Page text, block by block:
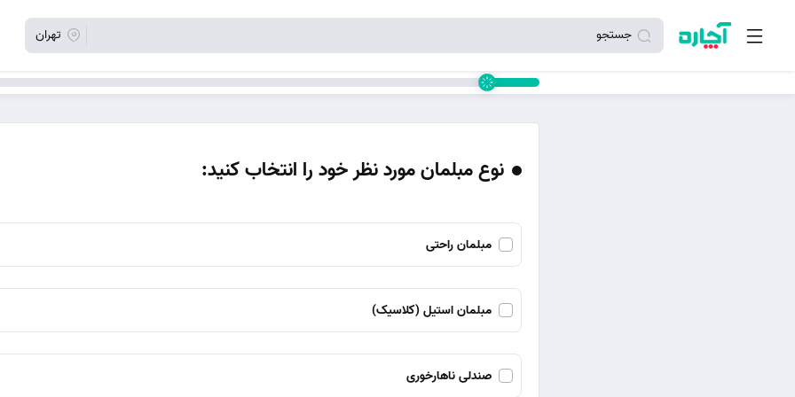
جستجو تهران
نوع مبلمان مورد نظر خود را انتخاب کنید:
مبلمان راحتی
مبلمان استیل (کلاسیک)
صندلی ناهارخوری